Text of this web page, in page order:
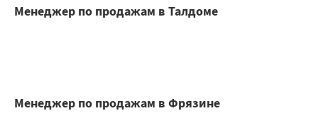
Менеджер по продажам в Талдоме
Менеджер по продажам в Фрязине